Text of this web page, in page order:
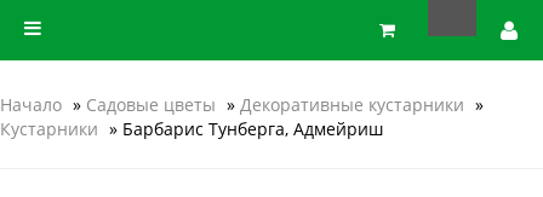
Начало » Садовые цветы » Декоративные кустарники »
Кустарники » Барбарис Тунберга, Адмейриш